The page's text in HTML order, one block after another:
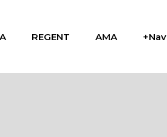
REGENT AMA